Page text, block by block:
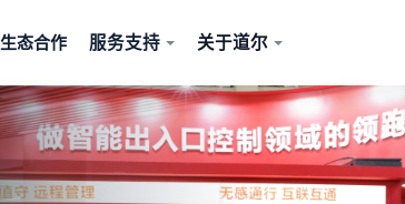
服务支持 关于道尔